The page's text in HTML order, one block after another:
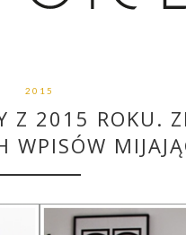
2015
Z 2015 ROKU.
WPISÓW